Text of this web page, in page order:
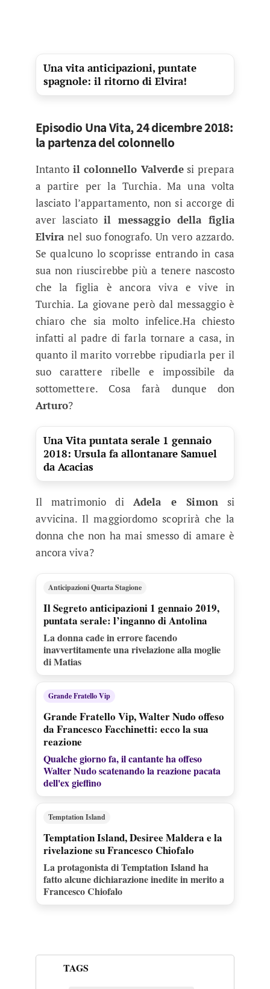
Una vita anticipazioni, puntate
spagnole: il ritorno di Elvira!
Episodio Una Vita, 24 dicembre 2018:
la partenza del colonnello
Intanto il colonnello Valverdesi prepara
a partire per la Turchia. Ma una volta
lasciato l’appartamento, non si accorge di
aver lasciatoil messaggio della figlia
Elviranel suo fonografo. Un vero azzardo.
Se qualcuno lo scoprisse entrando in casa
sua non riuscirebbe più a tenere nascosto
che la figlia è ancora viva e vive in
Turchia. La giovane però dal messaggio è
chiaro che sia molto infelice.Ha chiesto
infatti al padre di farla tornare a casa, in
quanto il marito vorrebbe ripudiarla per il
suo carattere ribelle e impossibile da
sottomettere. Cosa farà dunque don
Arturo?
Una Vita puntata serale 1 gennaio
2018: Ursula fa allontanare Samuel
da Acacias
Il matrimonio diAdela e Simonsi
avvicina. Il maggiordomo scoprirà che la
donna che non ha mai smesso di amare è
ancora viva?
Anticipazioni Quarta Stagione
Il Segreto anticipazioni 1 gennaio 2019,
puntata serale: l’inganno di Antolina
La donna cade in errore facendo
inavvertitamente una rivelazione alla moglie
di Matias
Grande Fratello Vip
Grande Fratello Vip, Walter Nudo offeso
da Francesco Facchinetti: ecco la sua
reazione
Qualche giorno fa, il cantante ha offeso
Walter Nudo scatenando la reazione pacata
dell'ex gieffino
Temptation Island
Temptation Island, Desiree Maldera e la
rivelazione su Francesco Chiofalo
La protagonista di Temptation Island ha
fatto alcune dichiarazione inedite in merito a
Francesco Chiofalo
TAGS